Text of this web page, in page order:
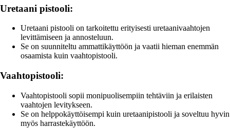
Uretaani pistooli:
Uretaani pistooli on tarkoitettu erityisesti uretaanivaahtojen
levittämiseen ja annosteluun.
Se on suunniteltu ammattikäyttöön ja vaatii hieman enemmän
osaamista kuin vaahtopistooli.
Vaahtopistooli:
Vaahtopistooli sopii monipuolisempiin tehtäviin ja erilaisten
vaahtojen levitykseen.
Se on helppokäyttöisempi kuin uretaanipistooli ja soveltuu hyvin
myös harrastekäyttöön.